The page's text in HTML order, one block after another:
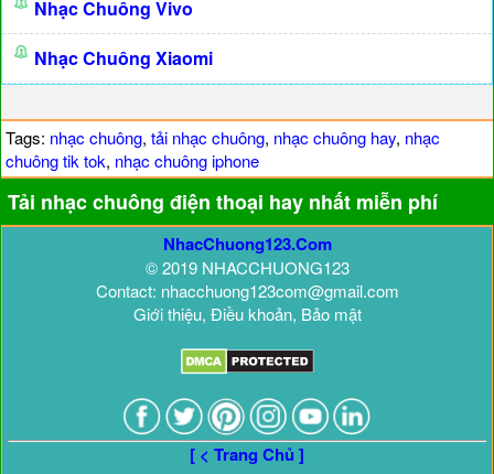
Nhạc Chuông Vivo
Nhạc Chuông Xiaomi
Tags: nhạc chuông, tải nhạc chuông, nhạc chuông hay, nhạc
chuông tik tok, nhạc chuông iphone
Tải nhạc chuông điện thoại hay nhất miễn phí
NhacChuong123.Com
© 2019 NHACCHUONG123
Contact: nhacchuong123com@gmail.com
Giới thiệu, Điều khoản, Bảo mật
[ < Trang Chủ ]